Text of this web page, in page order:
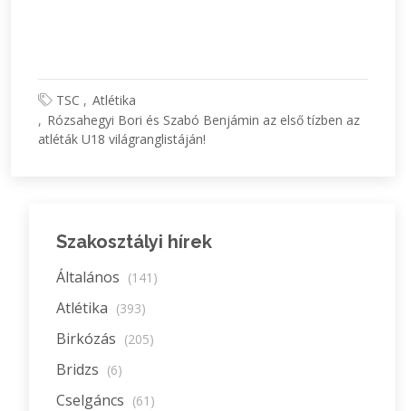
TSC
Atlétika
Rózsahegyi Bori és Szabó Benjámin az első tízben az
atléták U18 világranglistáján!
Szakosztályi hírek
Általános (141)
Atlétika (393)
Birkózás (205)
Bridzs (6)
Cselgáncs (61)